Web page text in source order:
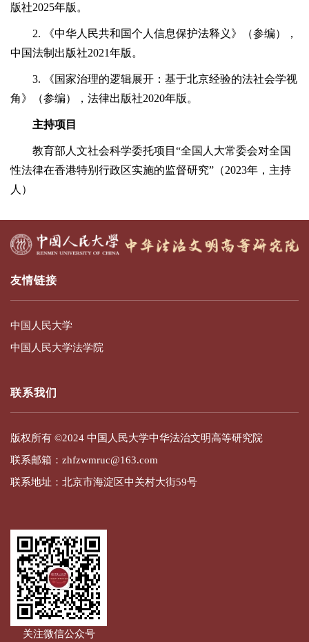
版社2025年版。
2. 《中华人民共和国个人信息保护法释义》（参编），
中国法制出版社2021年版。
3. 《国家治理的逻辑展开：基于北京经验的法社会学视
角》（参编），法律出版社2020年版。
主持项目
教育部人文社会科学委托项目“全国人大常委会对全国
性法律在香港特别行政区实施的监督研究”（2023年，主持
人）
友情链接
中国人民大学
中国人民大学法学院
联系我们
版权所有 ©2024 中国人民大学中华法治文明高等研究院
联系邮箱：zhfzwmruc@163.com
联系地址：北京市海淀区中关村大街59号
关注微信公众号